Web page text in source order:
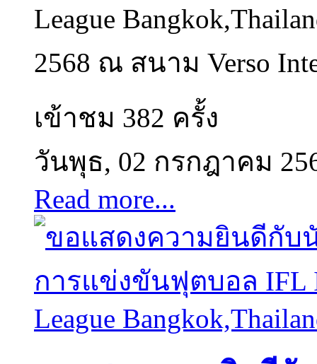
League
2568 ณ สนาม Verso
เข้าชม 382 ครั้ง
วันพุธ, 02 กรกฎาคม
Read more...